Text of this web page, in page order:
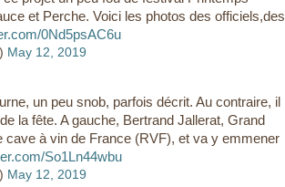
et Perche. Voici les photos des officiels,des
0Nd5psAC6u
May 12, 2019
un peu snob, parfois décrit. Au contraire, il
la fête. A gauche, Bertrand Jallerat, Grand
cave à vin de France (RVF), et va y emmener
So1Ln44wbu
May 12, 2019